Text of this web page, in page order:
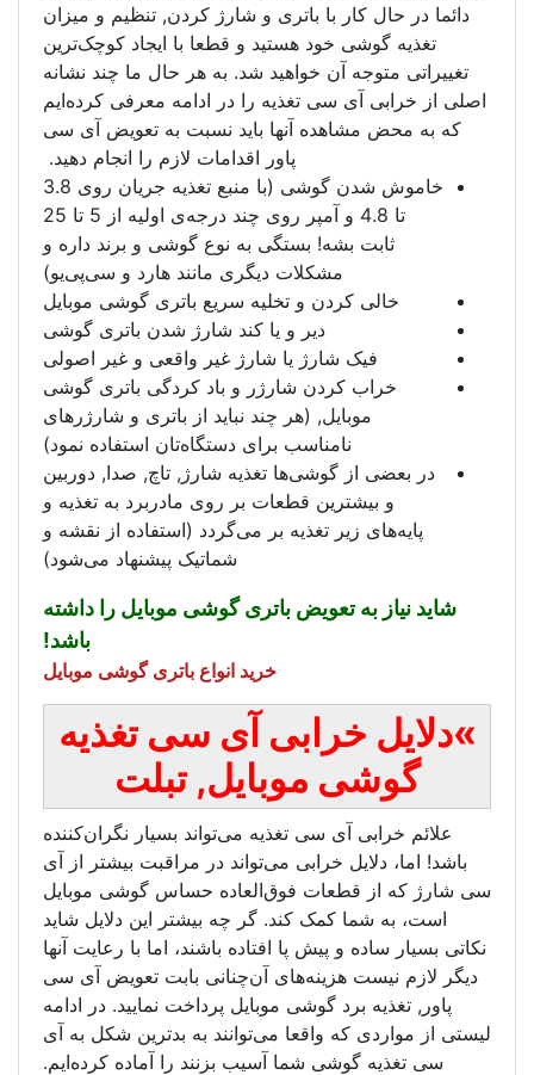
و شارژ کردن, تنظیم و میزان
و قطعا با ایجاد کوچک‌ترین
شد. به هر حال ما چند نشانه
را در ادامه معرفی کرده‌ایم
باید نسبت به تعویض آی سی
پاور اقدامات لازم را انجام دهید.
خاموش شدن گوشی (با منبع تغذیه جریان روی 3.8
تا 4.8 و آمپر روی چند درجه‌ی اولیه از 5 تا 25
به نوع گوشی و برند داره و
دیگری مانند هارد و سی‌پی‌یو)
تخلیه سریع باتری گوشی موبایل
و یا کند شارژ شدن باتری گوشی
یا شارژ غیر واقعی و غیر اصولی
و باد کردگی باتری گوشی
چند نباید از باتری و شارژر‌های
برای دستگاه‌تان استفاده نمود)
تغذیه شارژ, تاچ, صدا, دوربین
بر روی مادربرد به تغذیه و
بر می‌گردد (استفاده از نقشه و
باتری گوشی موبایل را داشته
خرید انواع باتری گوشی موبایل
آی سی تغذیه
تبلت
می‌تواند بسیار نگران‌کننده
می‌تواند در مراقبت بیشتر از آی
حساس گوشی موبایل
گر چه بیشتر این دلایل شاید
افتاده باشند، اما با رعایت آنها
آن‌چنانی بابت تعویض آی سی
موبایل پرداخت نمایید. در ادامه
می‌توانند به بدترین شکل به آی
آسیب بزنند را آماده کرده‌ایم.